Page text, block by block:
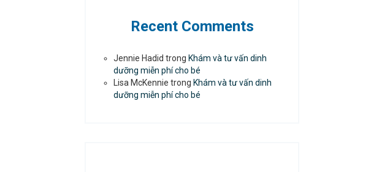
Recent Comments
Jennie Hadid trong Khám và tư vấn dinh
dưỡng miễn phí cho bé
Lisa McKennie trong Khám và tư vấn dinh
dưỡng miễn phí cho bé